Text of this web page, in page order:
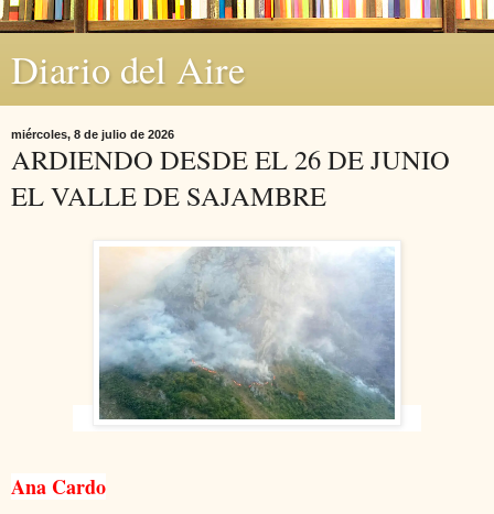
Diario del Aire
miércoles, 8 de julio de 2026
ARDIENDO DESDE EL 26 DE JUNIO
EL VALLE DE SAJAMBRE
Ana Cardo